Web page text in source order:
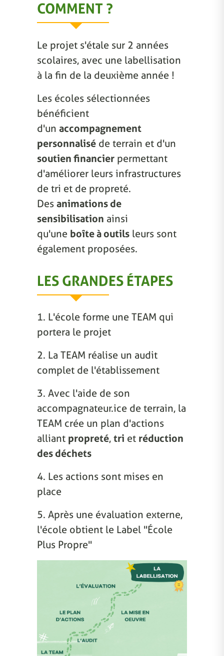
COMMENT ?
Le projet s'étale sur 2 années
scolaires, avec une labellisation
à la fin de la deuxième année !
Les écoles sélectionnées
bénéficient
d'un accompagnement
personnalisé de terrain et d'un
soutien financier permettant
d'améliorer leurs infrastructures
de tri et de propreté.
Des animations de
sensibilisation ainsi
qu'une boîte à outils leurs sont
également proposées.
LES GRANDES ÉTAPES
1. L'école forme une TEAM qui
portera le projet
2. La TEAM réalise un audit
complet de l'établissement
3. Avec l'aide de son
accompagnateur.ice de terrain, la
TEAM crée un plan d'actions
alliant propreté, tri et réduction
des déchets
4. Les actions sont mises en
place
5. Après une évaluation externe,
l'école obtient le Label "École
Plus Propre"